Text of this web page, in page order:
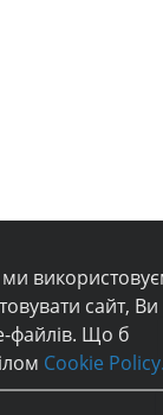
ми
сайт, Ви
файлів. Що б
Cookie